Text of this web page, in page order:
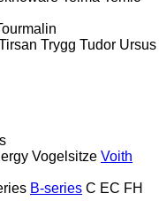
Trygg Tudor Ursus
Vogelsitze Voith
B-series C EC FH